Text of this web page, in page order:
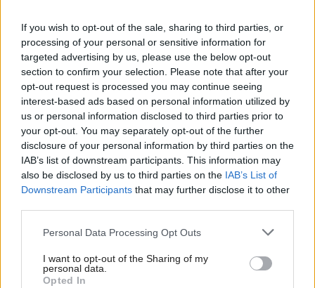
If you wish to opt-out of the sale, sharing to third parties, or
processing of your personal or sensitive information for
targeted advertising by us, please use the below opt-out
section to confirm your selection. Please note that after your
opt-out request is processed you may continue seeing
interest-based ads based on personal information utilized by
us or personal information disclosed to third parties prior to
your opt-out. You may separately opt-out of the further
disclosure of your personal information by third parties on the
IAB’s list of downstream participants. This information may
also be disclosed by us to third parties on the IAB’s List of
Downstream Participants that may further disclose it to other
Please note that this website/app uses one or more Google
not limited to your visit or usage behaviour. You may click to
grant or deny consent to Google and its third-party tags to
Personal Data Processing Opt Outs
I want to opt-out of the Sharing of my
personal data.
Opted In
Kategória: Návšteva
Tagy: glamour rekonštrukcia interiéru
víkendový dom
Zdieľať článok